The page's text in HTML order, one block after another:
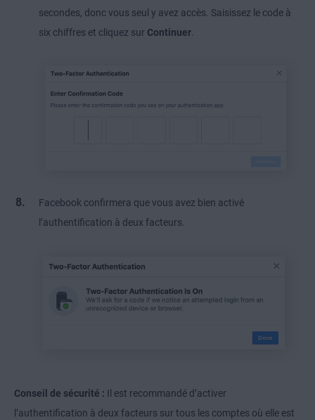
secondes, donc vous seul y avez accès. Saisissez le code à
six chiffres et cliquez sur Continuer
Facebook confirmera que vous avez bien activé
l’authentification à deux facteurs.
Conseil de sécurité : Il est recommandé d’activer
l’authentification à deux facteurs sur tous les comptes où elle est